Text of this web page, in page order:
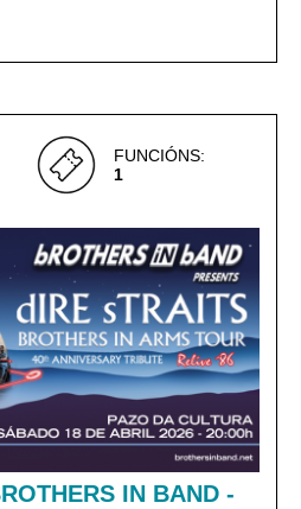
FUNCIÓNS:
1
IN BAND -